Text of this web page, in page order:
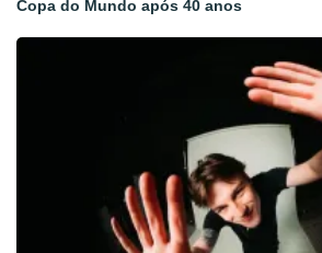
Copa do Mundo após 40 anos